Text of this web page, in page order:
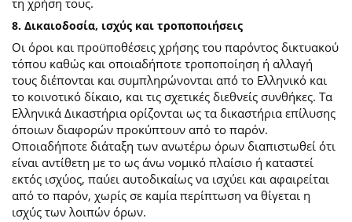
τη χρήση τους.
8. Δικαιοδοσία, ισχύς και τροποποιήσεις
Οι όροι και προϋποθέσεις χρήσης του παρόντος δικτυακού
τόπου καθώς και οποιαδήποτε τροποποίηση ή αλλαγή
τους διέπονται και συμπληρώνονται από το Ελληνικό και
το κοινοτικό δίκαιο, και τις σχετικές διεθνείς συνθήκες. Τα
Ελληνικά Δικαστήρια ορίζονται ως τα δικαστήρια επίλυσης
όποιων διαφορών προκύπτουν από το παρόν.
Οποιαδήποτε διάταξη των ανωτέρω όρων διαπιστωθεί ότι
είναι αντίθετη με το ως άνω νομικό πλαίσιο ή καταστεί
εκτός ισχύος, παύει αυτοδικαίως να ισχύει και αφαιρείται
από το παρόν, χωρίς σε καμία περίπτωση να θίγεται η
ισχύς των λοιπών όρων.